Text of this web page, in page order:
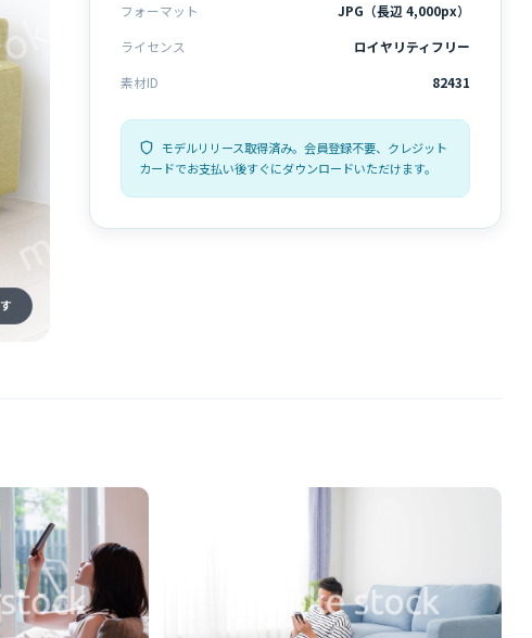
フォーマット
JPG（長辺 4,000px）
ライセンス
ロイヤリティフリー
素材ID
82431
モデルリリース取得済み。会員登録不要、クレジット
カードでお支払い後すぐにダウンロードいただけます。